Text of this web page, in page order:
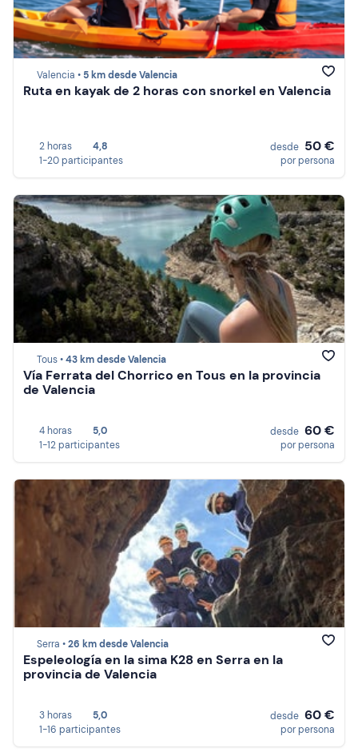
Valencia • 5 km desde Valencia
Ruta en kayak de 2 horas con snorkel en Valencia
2 horas
4,8
1-20 participantes
desde 50 €
por persona
Tous •43 km desde Valencia
Vía Ferrata del Chorrico en Tous en la provincia
de Valencia
4 horas
5,0
1-12 participantes
desde 60 €
por persona
Serra •26 km desde Valencia
Espeleología en la sima K28 en Serra en la
provincia de Valencia
3 horas
5,0
1-16 participantes
desde 60 €
por persona